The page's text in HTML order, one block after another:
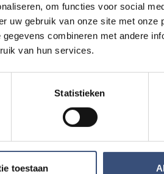
om functies voor social
uw gebruik van onze site met onze
combineren met andere
van hun services.
Statistieken
toestaan
WO
12
Kinderdagen bij
📍Ouddorp
Concert met
📍Ouddorp